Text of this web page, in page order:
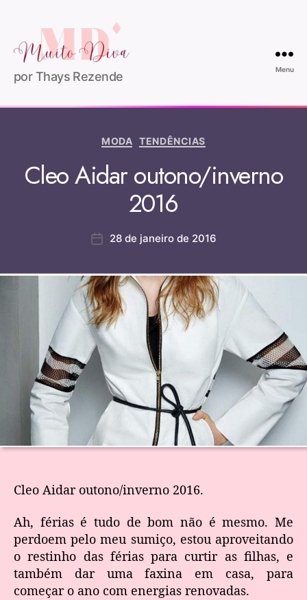
por Thays Rezende
Menu
MODA TENDÊNCIAS
Cleo Aidar outono/inverno
2016
28 de janeiro de 2016
Cleo Aidar outono/inverno 2016.
Ah, férias é tudo de bom não é mesmo. Me
perdoem pelo meu sumiço, estou aproveitando
o restinho das férias para curtir as filhas, e
também dar uma faxina em casa, para
começar o ano com energias renovadas.